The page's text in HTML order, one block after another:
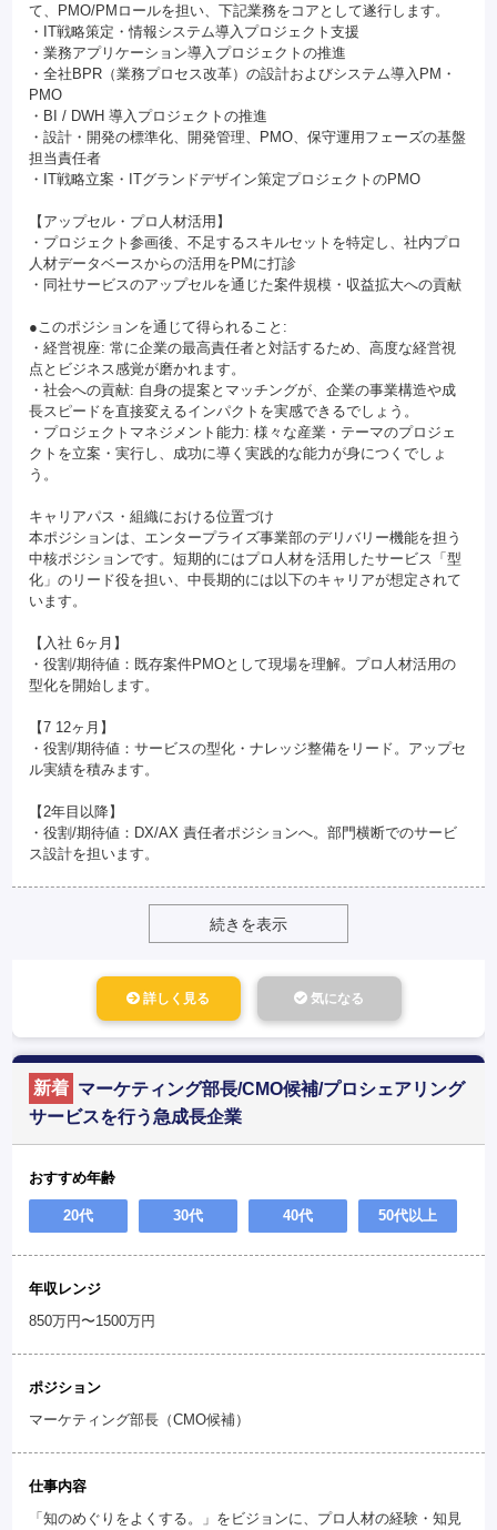
て、PMO/PMロールを担い、下記業務をコアとして遂行します。
・IT戦略策定・情報システム導入プロジェクト支援
・業務アプリケーション導入プロジェクトの推進
・全社BPR（業務プロセス改革）の設計およびシステム導入PM・
PMO
・BI / DWH 導入プロジェクトの推進
・設計・開発の標準化、開発管理、PMO、保守運用フェーズの基盤
担当責任者
・IT戦略立案・ITグランドデザイン策定プロジェクトのPMO
【アップセル・プロ人材活用】
・プロジェクト参画後、不足するスキルセットを特定し、社内プロ
人材データベースからの活用をPMに打診
・同社サービスのアップセルを通じた案件規模・収益拡大への貢献
●このポジションを通じて得られること:
・経営視座: 常に企業の最高責任者と対話するため、高度な経営視
点とビジネス感覚が磨かれます。
・社会への貢献: 自身の提案とマッチングが、企業の事業構造や成
長スピードを直接変えるインパクトを実感できるでしょう。
・プロジェクトマネジメント能力: 様々な産業・テーマのプロジェ
クトを立案・実行し、成功に導く実践的な能力が身につくでしょ
う。
キャリアパス・組織における位置づけ
本ポジションは、エンタープライズ事業部のデリバリー機能を担う
中核ポジションです。短期的にはプロ人材を活用したサービス「型
化」のリード役を担い、中長期的には以下のキャリアが想定されて
います。
【入社 6ヶ月】
・役割/期待値：既存案件PMOとして現場を理解。プロ人材活用の
型化を開始します。
【7 12ヶ月】
・役割/期待値：サービスの型化・ナレッジ整備をリード。アップセ
ル実績を積みます。
【2年目以降】
・役割/期待値：DX/AX 責任者ポジションへ。部門横断でのサービ
ス設計を担います。
続きを表示
詳しく見る 気になる
新着 マーケティング部長/CMO候補/プロシェアリング
サービスを行う急成長企業
おすすめ年齢
20代 30代 40代 50代以上
年収レンジ
850万円〜1500万円
ポジション
マーケティング部長（CMO候補）
仕事内容
「知のめぐりをよくする。」をビジョンに、プロ人材の経験・知見